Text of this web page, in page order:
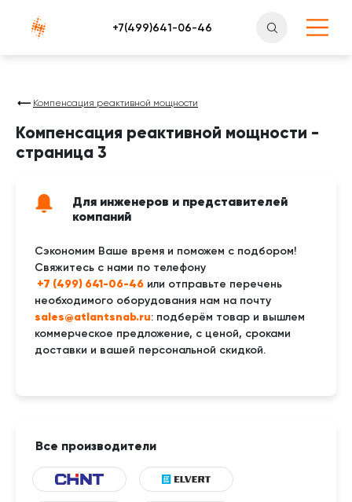
Атлантснаб
Компенсация реактивной мощности
Компенсация реактивной мощности -
страница 3
Для инженеров и представителей
компаний
Сэкономим Ваше время и поможем с подбором!
Свяжитесь с нами по телефону
+7 (499) 641-06-46 или отправьте перечень
необходимого оборудования нам на почту
sales@atlantsnab.ru: подберём товар и вышлем
коммерческое предложение, с ценой, сроками
доставки и вашей персональной скидкой.
Все производители